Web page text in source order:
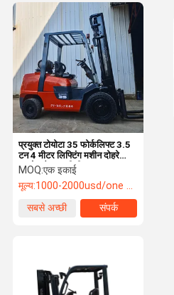
प्रयुक्त टोयोटा 35 फोर्कलिफ्ट 3.5
टन 4 मीटर लिफ्टिंग मशीन दोहरे
उपयोग गैस एलपीजी
MOQ:एक इकाई
मूल्य:1000-2000usd/one unit
सबसे अच्छी
संपर्क